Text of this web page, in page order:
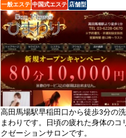
一般エステ 中国式エステ 店舗型
高田馬場駅早稲田口から徒歩3分の
まわりです。日頃の疲れた身体の
クゼーションサロンです。